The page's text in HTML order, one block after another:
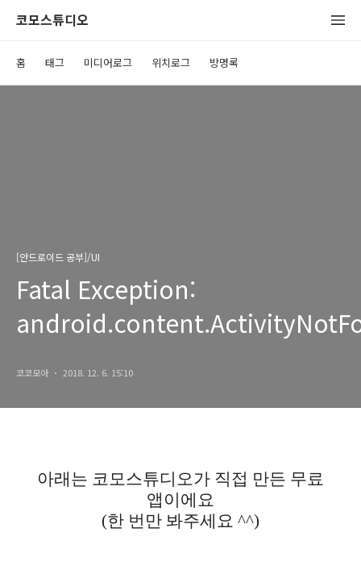
코모스튜디오
홈 태그 미디어로그 위치로그 방명록
[안드로이드 공부]/UI
Fatal Exception:
코코모아 2018. 12. 6. 15:10
아래는 코모스튜디오가 직접 만든 무료
앱이에요
(한 번만 봐주세요 ^^)